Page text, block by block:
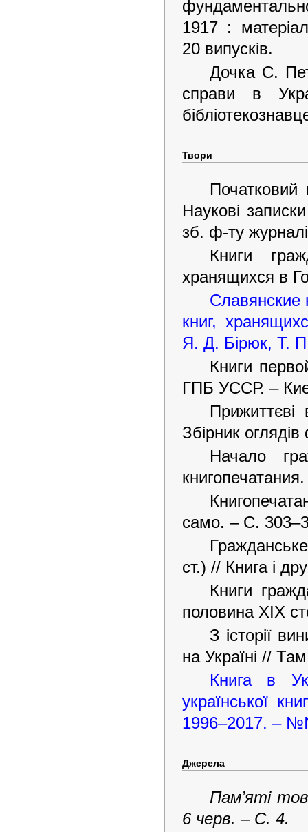
1917 :
20 випусків.
Дочка С.
справи в
Твори
Початковий
Наукові
зб. ф-ту
Книги
хранящихся в
Славянские
книг,
Я. Д. Бірюк, Т.
Книги
ГПБ УССР. –
Збірник
Начало
само. – С.
ст.) // Книга і
Книги
половина ХІХ
З історії
на Україні //
Книга в
української
1996–2017. –
Джерела
Пам’яті
6 черв. – С. 4.